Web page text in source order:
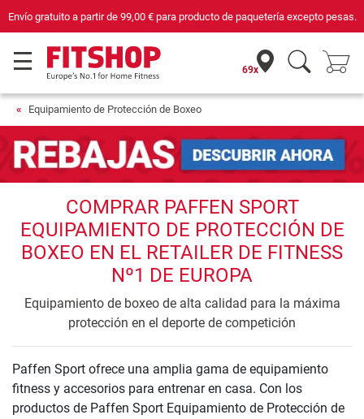
Envío gratuito a partir de 99,00 €para producto de paquetería excepto pesas.
69x
Equipamiento de Protección de Boxeo
COMPRAR PAFFEN SPORT
EQUIPAMIENTO DE PROTECCIÓN DE
BOXEO EN EL RETAILER DE FITNESS
Nº1 DE EUROPA
Equipamiento de boxeo de alta calidad para la máxima
protección en el deporte de competición
Paffen Sport ofrece una amplia gama de equipamiento
fitness y accesorios para entrenar en casa. Con los
productos de Paffen Sport Equipamiento de Protección de